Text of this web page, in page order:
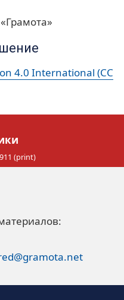
4.0 International (CC
(print)